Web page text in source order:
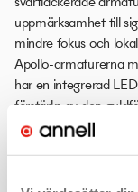
uppmärksamhet till
mindre fokus och
Apollo-armaturerna
har en integrerad
förstärks av den